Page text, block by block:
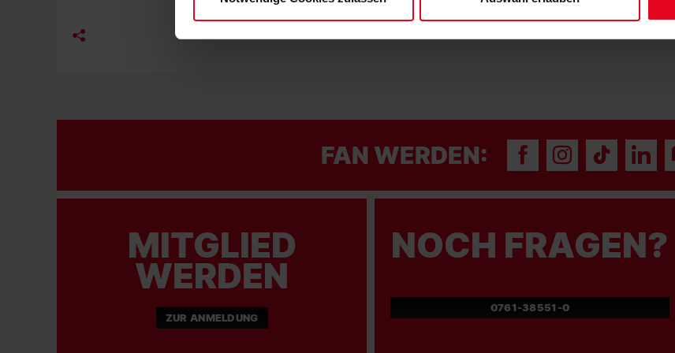
FAN WERDEN:
MITGLIED
WERDEN
ZUR ANMELDUNG
NOCH FRAGEN?
0761-38551-0